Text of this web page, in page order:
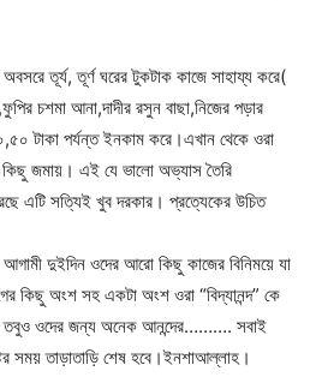
তূর্য, তূর্ণ ঘরের টুকটাক কাজে সাহায্য করে(
চশমা আনা,দাদীর রসুন বাছা,নিজের পড়ার
টাকা পর্যন্ত ইনকাম করে।এখান থেকে ওরা
কিছু জমায়। এই যে ভালো অভ্যাস তৈরি
এটি সত্যিই খুব দরকার। প্রত্যেকের উচিত
দুইদিন ওদের আরো কিছু কাজের বিনিময়ে যা
কিছু অংশ সহ একটা অংশ ওরা “বিদ্যানন্দ” কে
তবুও ওদের জন্য অনেক আনন্দের………. সবাই
সময় তাড়াতাড়ি শেষ হবে।ইনশাআল্লাহ।